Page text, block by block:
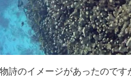
詩のイメージがあったので